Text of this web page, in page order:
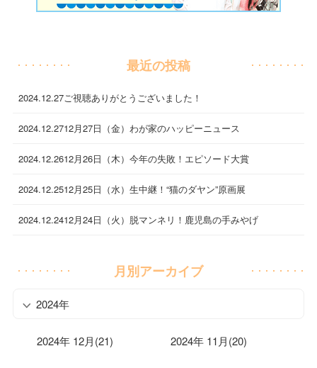
最近の投稿
2024.12.27ご視聴ありがとうございました！
2024.12.2712月27日（金）わが家のハッピーニュース
2024.12.2612月26日（木）今年の失敗！エピソード大賞
2024.12.2512月25日（水）生中継！“猫のダヤン”原画展
2024.12.2412月24日（火）脱マンネリ！鹿児島の手みやげ
月別アーカイブ
2024年
2024年 12月(21) 2024年 11月(20)